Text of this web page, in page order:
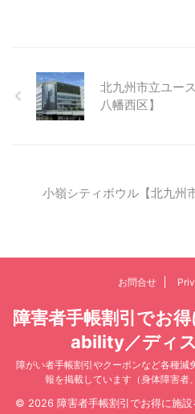
北九州市立ユー
八幡西区】
小嶺シティボウル【北九州
お問合せ
障害者手帳割引でお
ability／ディ
障がい者手帳割引やクーポンなど各種減
報を掲載しています（身体障害者
© 2026 障害者手帳割引でお得に施